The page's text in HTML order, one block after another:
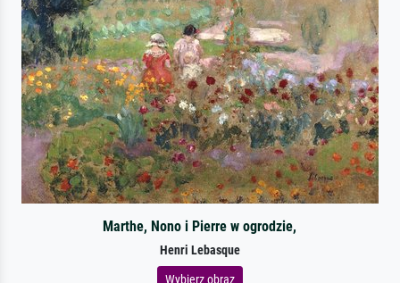
Marthe, Nono i Pierre w ogrodzie,
Henri Lebasque
Wybierz obraz